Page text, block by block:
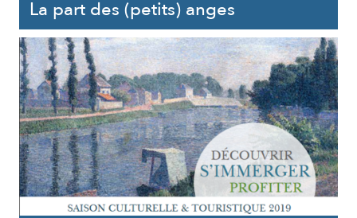
La part des (petits) anges